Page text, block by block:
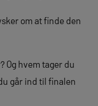
om at finde den
Og hvem tager du
går ind til finalen